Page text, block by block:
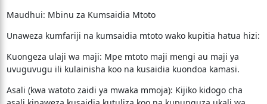
​Maudhui: Mbinu za Kumsaidia Mtoto
​Unaweza kumfariji na kumsaidia mtoto wako kupitia hatua hizi:
​Kuongeza ulaji wa maji: Mpe mtoto maji mengi au maji ya
uvuguvugu ili kulainisha koo na kusaidia kuondoa kamasi.
​Asali (kwa watoto zaidi ya mwaka mmoja): Kijiko kidogo cha